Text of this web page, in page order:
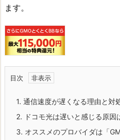
ます。
目次
1. 通信速度が遅くなる理由と対
2. ドコモ光は遅いと感じる原因
3. オススメのプロバイダは「